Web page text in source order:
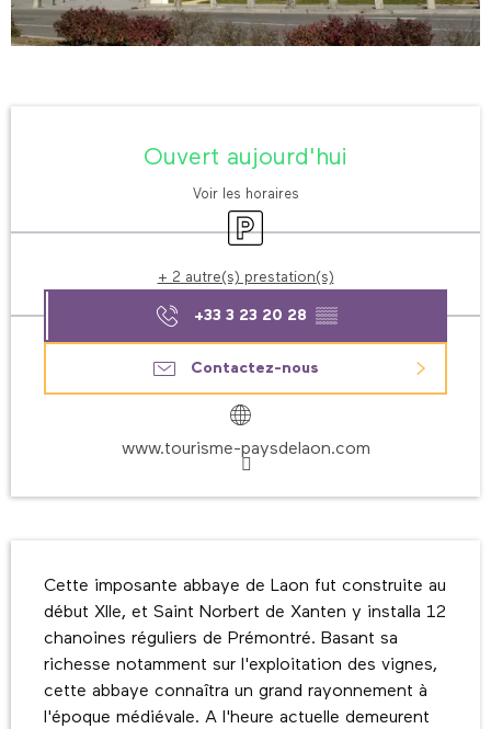
Ouvert aujourd'hui
Voir les horaires
Parking
+ 2 autre(s) prestation(s)
+33 3 23 20 28 ▒▒
Contactez-nous
www.tourisme-paysdelaon.com
Cette imposante abbaye de Laon fut construite au
début XIIe, et Saint Norbert de Xanten y installa 12
chanoines réguliers de Prémontré. Basant sa
richesse notamment sur l'exploitation des vignes,
cette abbaye connaîtra un grand rayonnement à
l'époque médiévale. A l'heure actuelle demeurent